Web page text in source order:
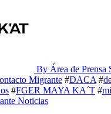
By Área de Prensa
Migrante #DACA #
#FGER MAYA KA´T #
Noticias